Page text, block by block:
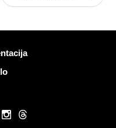
Instagram
Threads